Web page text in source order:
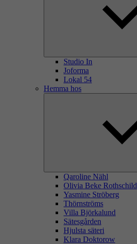
Studio In
Joforma
Lokal 54
Hemma hos
Qaroline Nähl
Olivia Beke Rothschild
Yasmine Ströberg
Thörnströms
Villa Björkalund
Sätesgården
Hjulsta säteri
Klara Doktorow